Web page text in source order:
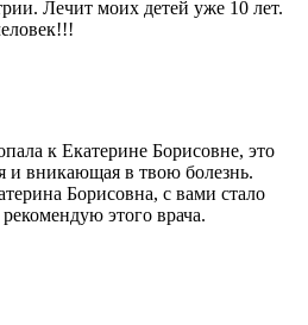
Лечит моих детей уже 10 лет.
к Екатерине Борисовне, это
и вникающая в твою болезнь.
Борисовна, с вами стало
этого врача.